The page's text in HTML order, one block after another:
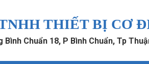
THIẾT BỊ CƠ
Chuẩn 18, P Bình Chuẩn, Tp